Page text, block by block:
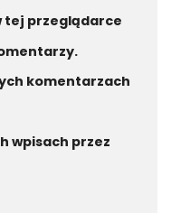
tej przeglądarce
komentarzach
wpisach przez